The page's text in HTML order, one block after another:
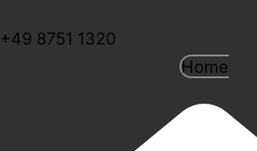
+49 8751 1320
Home